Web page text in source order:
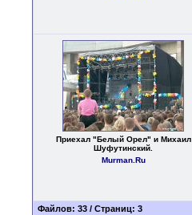
Приехал "Белый Орел" и Михаил
Шуфутинский.
Murman.Ru
Файлов: 33 / Страниц: 3